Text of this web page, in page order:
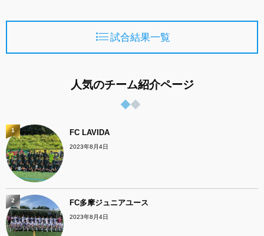
試合結果一覧
人気のチーム紹介ページ
FC LAVIDA
2023年8月4日
1
FC多摩ジュニアユース
2023年8月4日
2